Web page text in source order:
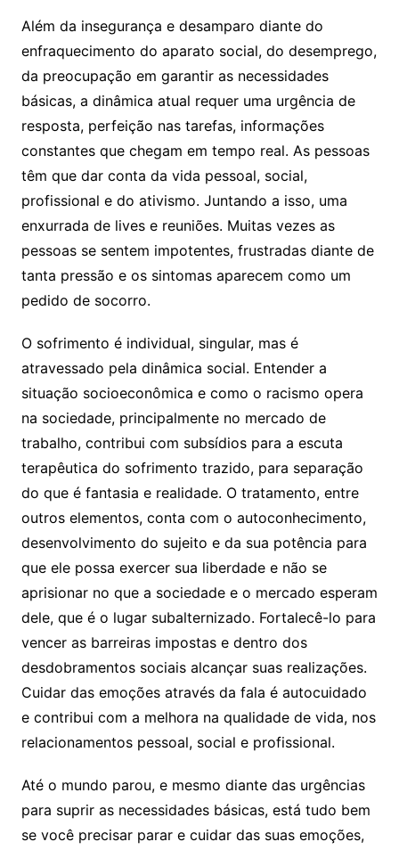
Além da insegurança e desamparo diante do
enfraquecimento do aparato social, do desemprego,
da preocupação em garantir as necessidades
básicas, a dinâmica atual requer uma urgência de
resposta, perfeição nas tarefas, informações
constantes que chegam em tempo real. As pessoas
têm que dar conta da vida pessoal, social,
profissional e do ativismo. Juntando a isso, uma
enxurrada de lives e reuniões. Muitas vezes as
pessoas se sentem impotentes, frustradas diante de
tanta pressão e os sintomas aparecem como um
pedido de socorro.
O sofrimento é individual, singular, mas é
atravessado pela dinâmica social. Entender a
situação socioeconômica e como o racismo opera
na sociedade, principalmente no mercado de
trabalho, contribui com subsídios para a escuta
terapêutica do sofrimento trazido, para separação
do que é fantasia e realidade. O tratamento, entre
outros elementos, conta com o autoconhecimento,
desenvolvimento do sujeito e da sua potência para
que ele possa exercer sua liberdade e não se
aprisionar no que a sociedade e o mercado esperam
dele, que é o lugar subalternizado. Fortalecê-lo para
vencer as barreiras impostas e dentro dos
desdobramentos sociais alcançar suas realizações.
Cuidar das emoções através da fala é autocuidado
e contribui com a melhora na qualidade de vida, nos
relacionamentos pessoal, social e profissional.
Até o mundo parou, e mesmo diante das urgências
para suprir as necessidades básicas, está tudo bem
se você precisar parar e cuidar das suas emoções,